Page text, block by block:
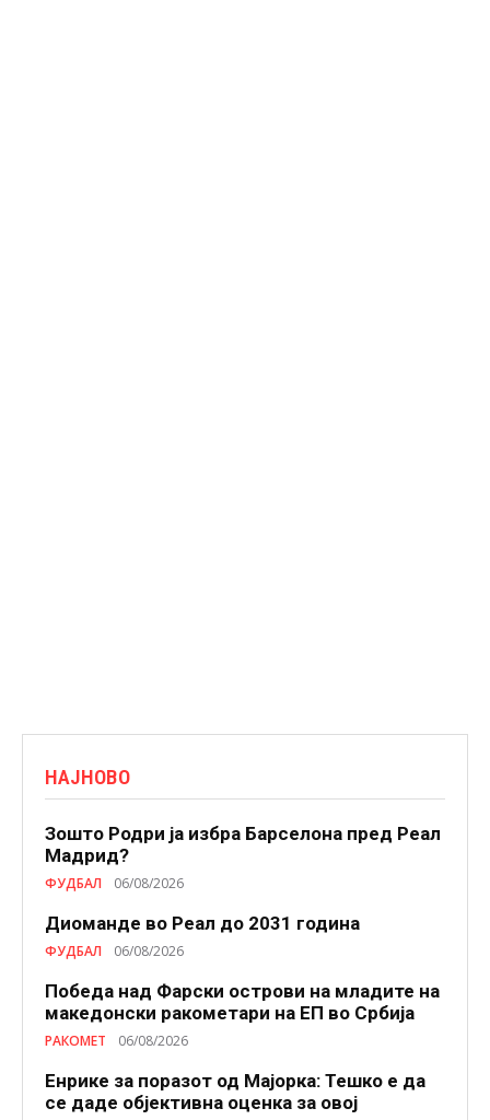
НАЈНОВО
Зошто Родри ја избра Барселона пред Реал
Мадрид?
ФУДБАЛ 06/08/2026
Диоманде во Реал до 2031 година
ФУДБАЛ 06/08/2026
Победа над Фарски острови на младите на
македонски ракометари на ЕП во Србија
РАКОМЕТ 06/08/2026
Енрике за поразот од Мајорка: Тешко е да
се даде објективна оценка за овој